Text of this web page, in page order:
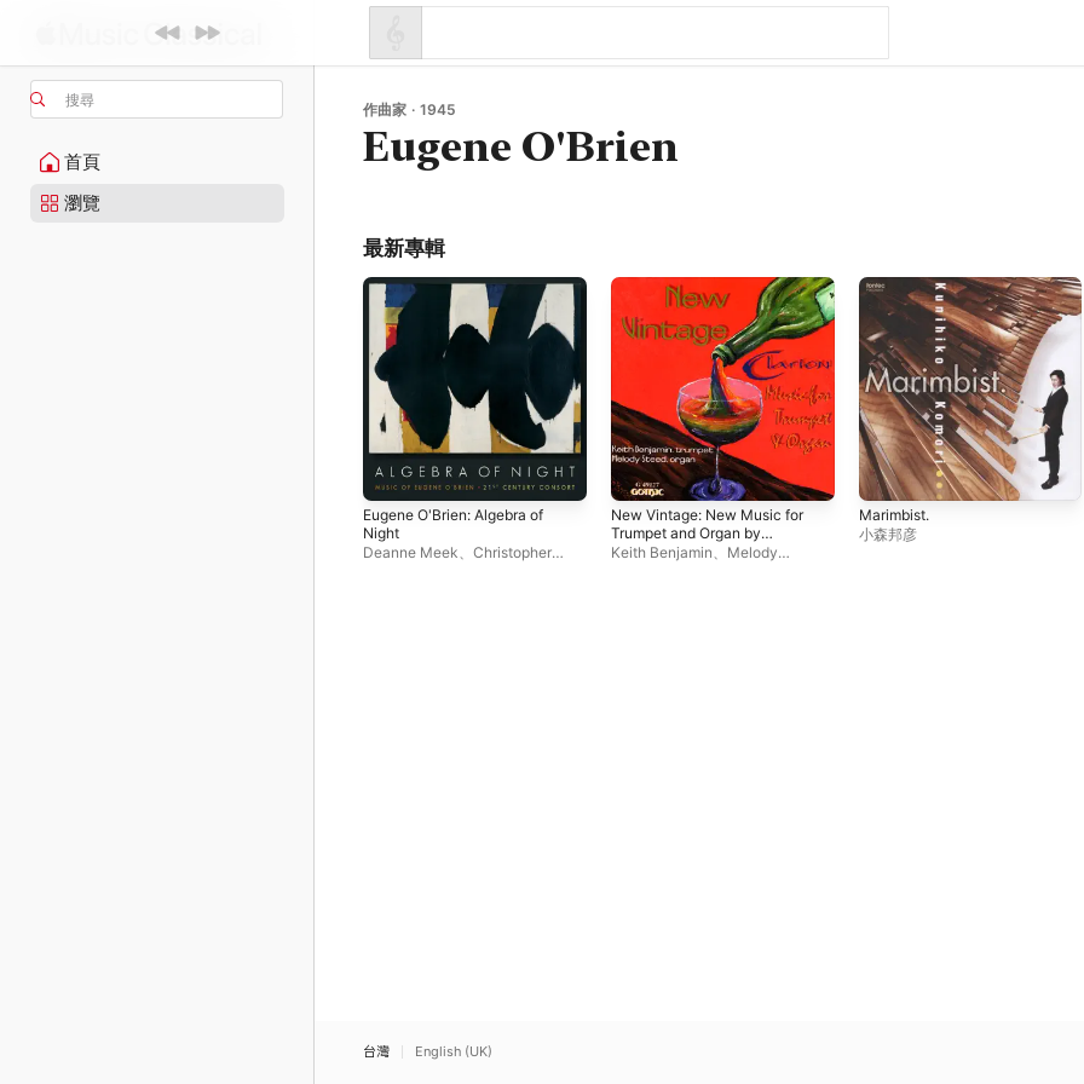
搜尋
首頁
瀏覽
作曲家 · 1945
Eugene O'Brien
最新專輯
Eugene O'Brien: Algebra of
Night
Deanne Meek
Christopher
New Vintage: New Music for
Trumpet and Organ by
American Composers
Keith Benjamin
Melody
Marimbist.
小森邦彦
台灣 English (UK)